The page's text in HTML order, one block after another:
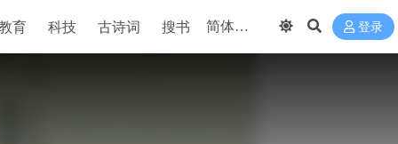
育 科技 古诗词 搜书 登录